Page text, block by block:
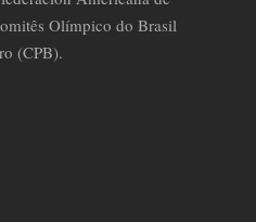
Olímpico do Brasil
(CPB).